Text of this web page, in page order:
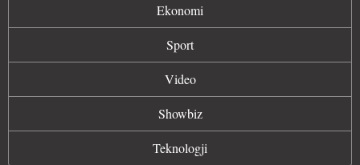
Ekonomi
Sport
Video
Showbiz
Teknologji